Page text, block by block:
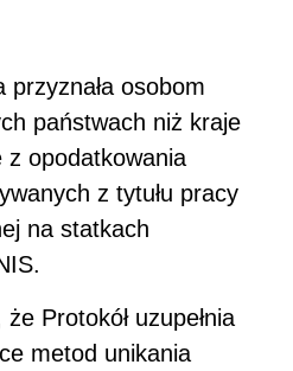
przyznała osobom
państwach niż kraje
z opodatkowania
z tytułu pracy
na statkach
Protokół uzupełnia
metod unikania